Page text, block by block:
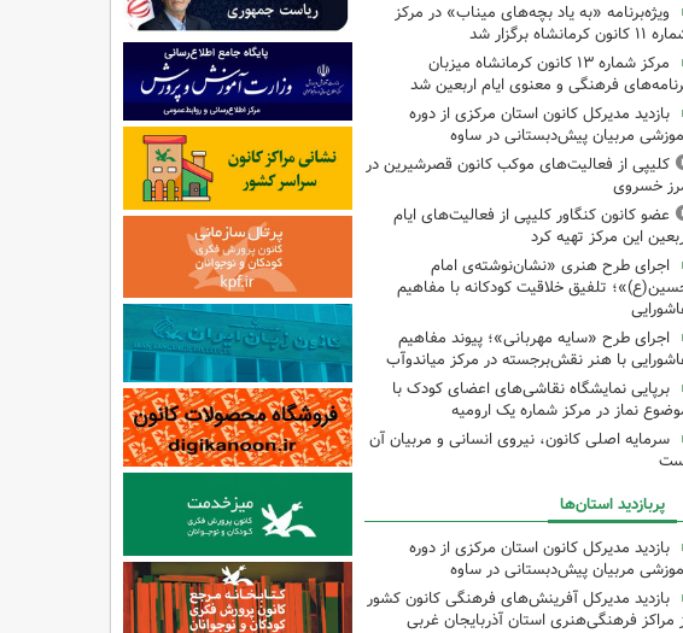
ویژه‌برنامه «به یاد بچه‌های میناب» در مرکز
کانون کرمانشاه برگزار شد
مرکز شماره ۱۳ کانون کرمانشاه میزبان
فرهنگی و معنوی ایام اربعین شد
بازدید مدیرکل کانون استان مرکزی از دوره
مربیان پیش‌دبستانی در ساوه
کلیپی از فعالیت‌های موکب کانون قصرشیرین در
خسروی
عضو کانون کنگاور کلیپی از فعالیت‌های ایام
این مرکز تهیه کرد
اجرای طرح هنری «نشان‌نوشته‌ی امام
تلفیق خلاقیت کودکانه با مفاهیم
اجرای طرح «سایه مهربانی»؛ پیوند مفاهیم
با هنر نقش‌برجسته در مرکز میاندوآب
برپایی نمایشگاه نقاشی‌های اعضای کودک با
نماز در مرکز شماره یک ارومیه
سرمایه اصلی کانون، نیروی انسانی و مربیان آن
پربازدید استان‌ها
بازدید مدیرکل کانون استان مرکزی از دوره
مربیان پیش‌دبستانی در ساوه
بازدید مدیرکل آفرینش‌های فرهنگی کانون کشور
مراکز فرهنگی‌هنری استان آذربایجان غربی